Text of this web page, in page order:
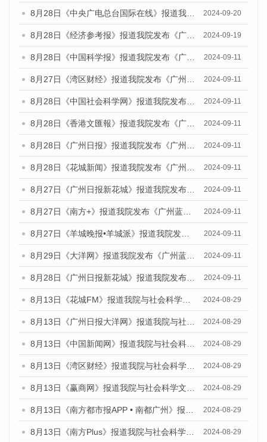
8月28日《中央广电总台国际在线》报道我院发布《广州蓝皮书：广州城市国际化发展报告（2024）》的媒体文章 2024-09-20
8月28日《经济参考报》报道我院发布《广州蓝皮书：广州城市国际化发展报告（2024）》的媒体文章 2024-09-19
8月28日《中国科学报》报道我院发布《广州蓝皮书：广州城市国际化发展报告（2024）》的媒体文章 2024-09-11
8月27日《湾区财经》报道我院发布《广州蓝皮书：广州城市国际化发展报告（2024）》的媒体文章 2024-09-11
8月28日《中国社会科学网》报道我院发布《广州蓝皮书：广州城市国际化发展报告（2024）》的媒体文章 2024-09-11
8月28日《香港文匯報》报道我院发布《广州蓝皮书：广州城市国际化发展报告（2024）》的媒体文章 2024-09-11
8月28日《广州日报》报道我院发布《广州蓝皮书：广州城市国际化发展报告（2024）》的媒体文章 2024-09-11
8月28日《花城新闻》报道我院发布《广州蓝皮书：广州城市国际化发展报告（2024）》的媒体文章 2024-09-11
8月27日《广州日报新花城》报道我院发布《广州蓝皮书：广州城市国际化发展报告（2024）》的媒体文章 2024-09-11
8月27日《南方+》报道我院发布《广州蓝皮书：广州城市国际化发展报告（2024）》的媒体文章 2024-09-11
8月27日《羊城晚报•羊城派》报道我院发布《广州蓝皮书：广州城市国际化发展报告（2024）》的媒体文章 2024-09-11
8月29日《大洋网》报道我院发布《广州蓝皮书：广州城市国际化发展报告（2024）》的媒体文章 2024-09-11
8月28日《广州日报新花城》报道我院发布《广州蓝皮书：广州城市国际化发展报告（2024）》的媒体文章 2024-09-11
8月13日《花城FM》报道我院与社会科学文献出版社联合发布的《广州蓝皮书：广州国际商贸中心发展报告（2024）》媒体文章 2024-08-29
8月13日《广州日报大洋网》报道我院与社会科学文献出版社联合发布的《广州蓝皮书：广州国际商贸中心发展报告（2024）》媒体文章 2024-08-29
8月13日《中国新闻网》报道我院与社会科学文献出版社联合发布的《广州蓝皮书：广州国际商贸中心发展报告（2024）》媒体文章 2024-08-29
8月13日《湾区财经》报道我院与社会科学文献出版社联合发布的《广州蓝皮书：广州国际商贸中心发展报告（2024）》媒体文章 2024-08-29
8月13日《赢商网》报道我院与社会科学文献出版社联合发布的《广州蓝皮书：广州国际商贸中心发展报告（2024）》媒体文章 2024-08-29
8月13日《南方都市报APP • 南都广州》报道我院与社会科学文献出版社联合发布的《广州蓝皮书：广州国际商贸中心发展报告（2024）》媒体文章 2024-08-29
8月13日《南方Plus》报道我院与社会科学文献出版社联合发布的《广州蓝皮书：广州国际商贸中心发展报告（2024）》媒体文章 2024-08-29